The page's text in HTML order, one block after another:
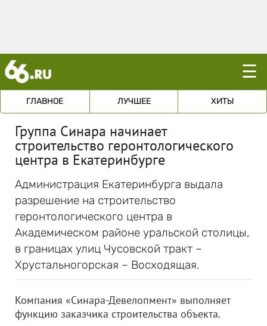
☰
ГЛАВНОЕ ЛУЧШЕЕ ХИТЫ
Группа Синара начинает
строительство геронтологического
центра в Екатеринбурге
Администрация Екатеринбурга выдала
разрешение на строительство
геронтологического центра в
Академическом районе уральской столицы,
в границах улиц Чусовской тракт –
Хрустальногорская – Восходящая.
Компания «Синара-Девелопмент» выполняет
функцию заказчика строительства объекта.